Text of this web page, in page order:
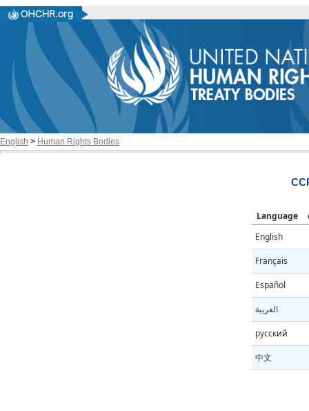
English > Human Rights Bodies
Language
English
Français
Español
العربية
русский
中文